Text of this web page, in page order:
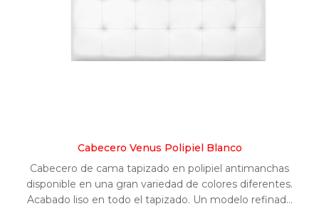
Cabecero Venus Polipiel Blanco
Cabecero de cama tapizado en polipiel antimanchas
disponible en una gran variedad de colores diferentes.
Acabado liso en todo el tapizado. Un modelo refinado